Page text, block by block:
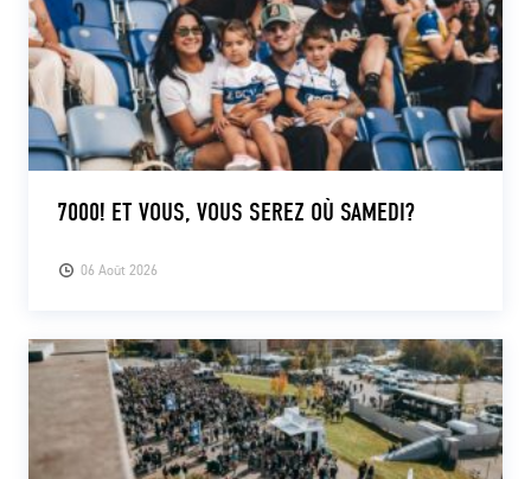
06 Août 2026
7000! ET VOUS, VOUS SEREZ OÙ SAMEDI?